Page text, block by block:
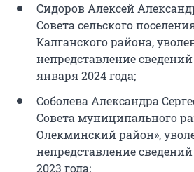
Сидоров Алексей
Совета сельского
Калганского района,
непредставление сведений
января 2024 года;
Соболева Александра
Совета муниципального
Олекминский район»,
непредставление
2023 года;